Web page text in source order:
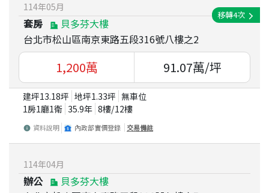
114年05月
套房
貝多芬大樓
台北市松山區南京東路五段316號八樓之2
移轉4次
1,200萬 91.07萬/坪
建坪13.18坪 地坪1.33坪 無車位
1房1廳1衛 35.9年 8樓/12樓
資料說明 內政部實價登錄 交易備註
114年04月
辦公
貝多芬大樓